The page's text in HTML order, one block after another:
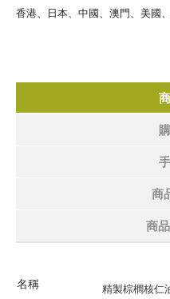
香港、日本、中國、澳門、美國
商
商
名稱 精製棕櫚核仁